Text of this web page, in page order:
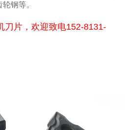
钢等。
刀片，欢迎致电152-8131-